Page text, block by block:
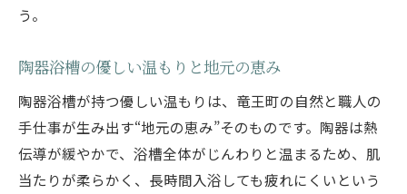
う。
陶器浴槽の優しい温もりと地元の恵み
陶器浴槽が持つ優しい温もりは、竜王町の自然と職人の
手仕事が生み出す“地元の恵み”そのものです。陶器は熱
伝導が緩やかで、浴槽全体がじんわりと温まるため、肌
当たりが柔らかく、長時間入浴しても疲れにくいという